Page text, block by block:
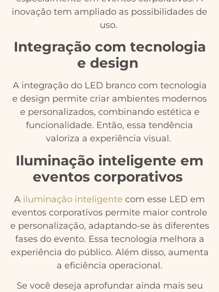
inovação tem ampliado as possibilidades de
uso.
Integração com tecnologia
e design
A integração do LED branco com tecnologia
e design permite criar ambientes modernos
e personalizados, combinando estética e
funcionalidade. Então, essa tendência
valoriza a experiência visual.
Iluminação inteligente em
eventos corporativos
A iluminação inteligente com esse LED em
eventos corporativos permite maior controle
e personalização, adaptando-se às diferentes
fases do evento. Essa tecnologia melhora a
experiência do público. Além disso, aumenta
a eficiência operacional.
Se você deseja aprofundar ainda mais seu